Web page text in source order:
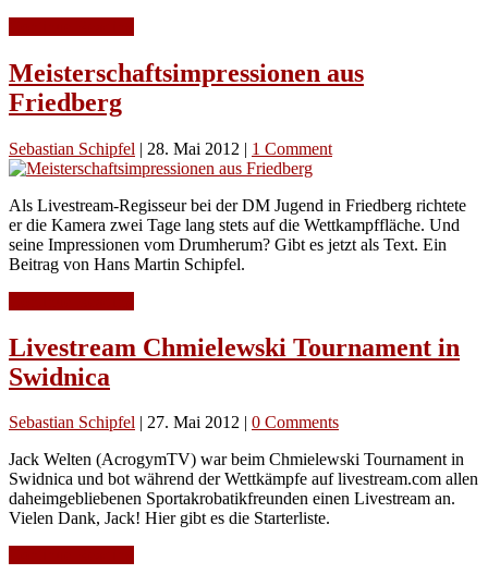
Meisterschaftsimpressionen aus
Friedberg
Sebastian Schipfel | 28. Mai 2012 | 1 Comment
Als Livestream-Regisseur bei der DM Jugend in Friedberg richtete
er die Kamera zwei Tage lang stets auf die Wettkampffläche. Und
seine Impressionen vom Drumherum? Gibt es jetzt als Text. Ein
Beitrag von Hans Martin Schipfel.
Livestream Chmielewski Tournament in
Swidnica
Sebastian Schipfel | 27. Mai 2012 | 0 Comments
Jack Welten (AcrogymTV) war beim Chmielewski Tournament in
Swidnica und bot während der Wettkämpfe auf livestream.com allen
daheimgebliebenen Sportakrobatikfreunden einen Livestream an.
Vielen Dank, Jack! Hier gibt es die Starterliste.